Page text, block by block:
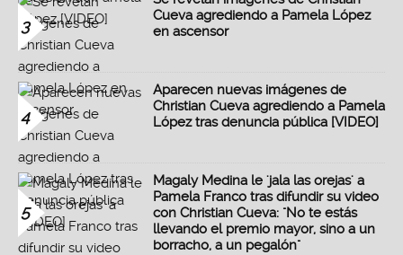
3
Cueva agrediendo a Pamela López
en ascensor
4
Aparecen nuevas imágenes de
Christian Cueva agrediendo a Pamela
López tras denuncia pública [VIDEO]
5
Magaly Medina le 'jala las orejas' a
Pamela Franco tras difundir su video
con Christian Cueva: "No te estás
llevando el premio mayor, sino a un
borracho, a un pegalón"